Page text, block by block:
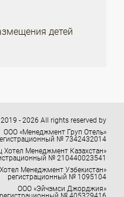
детей
- 2026 All rights reserved by
ООО «Менеджмент Груп Отель»
№ 7342432014
Хотел Менеджмент Казахстан»
№ 210440023541
Менеджмент Узбекистан»
регистрационный № 1095104
ООО «Эйчэмси Джорджия»